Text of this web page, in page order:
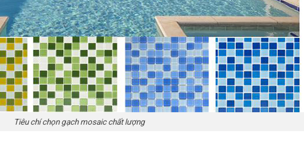
Tiêu chí chọn gạch mosaic chất lượng